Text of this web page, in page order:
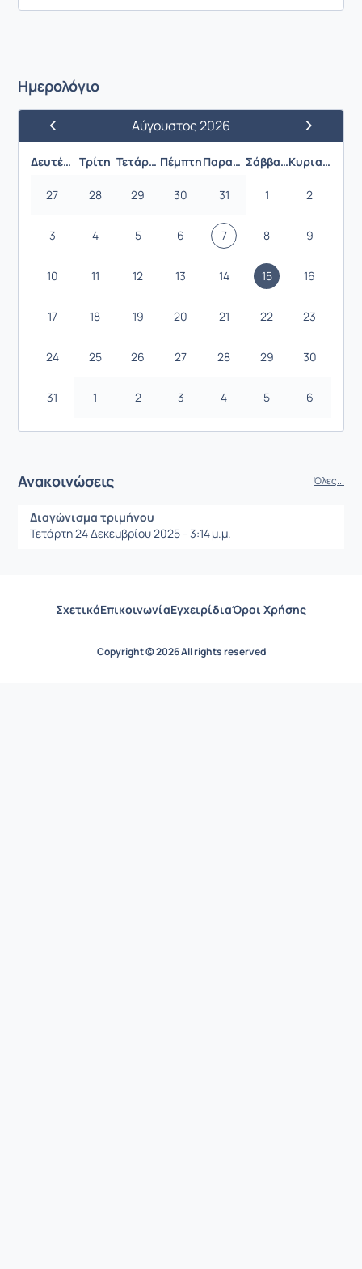
Ημερολόγιο
Προηγούμενος ΜήναςΑύγουστος 2026
Επόμενος
Δευτέρα Τρίτη Τετάρτη Πέμπτη Παρασκευή Σάββατο Κυριακή
27 28 29 30 31 1 2
3 4 5 6 7 8 9
10 11 12 13 14 15 16
17 18 19 20 21 22 23
24 25 26 27 28 29 30
31 1 2 3 4 5 6
Ανακοινώσεις Όλες...
Διαγώνισμα τριμήνου
Τετάρτη 24 Δεκεμβρίου 2025 - 3:14 μ.μ.
ΣχετικάΕπικοινωνίαΕγχειρίδιαΌροι Χρήσης
Copyright © 2026 All rights reserved